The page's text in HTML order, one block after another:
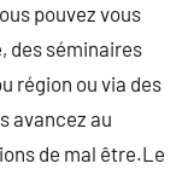
pouvez vous
des séminaires
région ou via des
avancez au
de mal être.Le